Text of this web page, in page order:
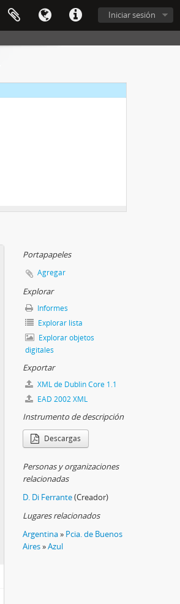
Iniciar sesión
Portapapeles
Agregar
Explorar
Informes
Explorar lista
Explorar objetos
digitales
Exportar
XML de Dublin Core 1.1
EAD 2002 XML
Instrumento de descripción
Descargas
Personas y organizaciones
relacionadas
D. Di Ferrante(Creador)
Lugares relacionados
Argentina» Pcia. de Buenos
Aires»Azul